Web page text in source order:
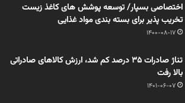
اختصاصی بسپار/ توسعه پوشش های کاغذ زیست
تخریب پذیر برای بسته بندی مواد غذایی
1400-08-17
تناژ صادرات 35 درصد کم شد، ارزش کالاهای صادراتی
بالا رفت
1401-06-07